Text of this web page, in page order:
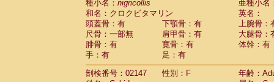
(1)
Cercopithecidae (0)
CercopithecidaeAllenopithecus
CercopithecidaeCercopithecus
CercopithecidaeCercopithecus
CercopithecidaeCercopithecus
CercopithecidaeCercopithecus diana
CercopithecidaeCercopithecus
種小名： nigricollis
亜種小名
和名：クロクビタマリン
英名：
頭蓋骨：有
下顎骨：有
上腕骨：
尺骨：一部無
肩甲骨：有
大腿骨：
腓骨：有
寛骨：有
体幹：有
手：有
足：有
剖検番号：02147
性別：F
年齢：